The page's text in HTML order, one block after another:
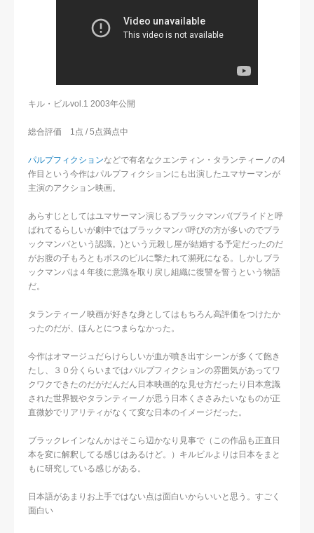
キル・ビルvol.1 2003年公開
総合評価 1点 / 5点満点中
パルプフィクションなどで有名なクエンティン・タランティーノの4
作目という今作はパルプフィクションにも出演したユマサーマンが
主演のアクション映画。
あらすじとしてはユマサーマン演じるブラックマンバ(ブライドと呼
ばれてるらしいが劇中ではブラックマンバ呼びの方が多いのでブラ
ックマンバという認識。)という元殺し屋が結婚する予定だったのだ
がお腹の子もろともボスのビルに撃たれて瀕死になる。しかしブラ
ックマンバは４年後に意識を取り戻し組織に復讐を誓うという物語
だ。
タランティーノ映画が好きな身としてはもちろん高評価をつけたか
ったのだが、ほんとにつまらなかった。
今作はオマージュだらけらしいが血が噴き出すシーンが多くて飽き
たし、３０分くらいまではパルプフィクションの雰囲気があってワ
クワクできたのだがだんだん日本映画的な見せ方だったり日本意識
された世界観やタランティーノが思う日本くささみたいなものが正
直微妙でリアリティがなくて変な日本のイメージだった。
ブラックレインなんかはそこら辺かなり見事で（この作品も正直日
本を変に解釈してる感じはあるけど。）キルビルよりは日本をまと
もに研究している感じがある。
日本語があまりお上手ではない点は面白いからいいと思う。すごく
面白い